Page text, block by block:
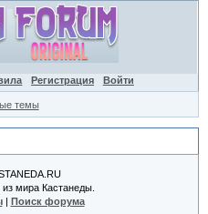
Регистрация Войти
темы
мира Кастанеды.
| Поиск форума